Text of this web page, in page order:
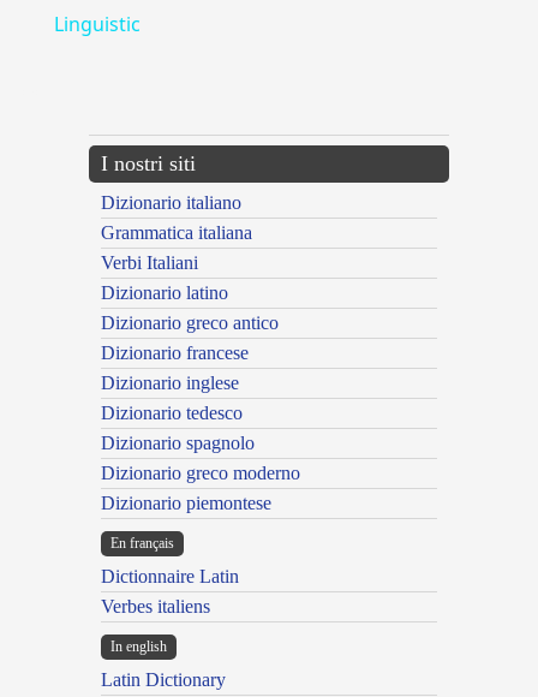
Linguistic
I nostri siti
Dizionario italiano
Grammatica italiana
Verbi Italiani
Dizionario latino
Dizionario greco antico
Dizionario francese
Dizionario inglese
Dizionario tedesco
Dizionario spagnolo
Dizionario greco moderno
Dizionario piemontese
En français
Dictionnaire Latin
Verbes italiens
In english
Latin Dictionary